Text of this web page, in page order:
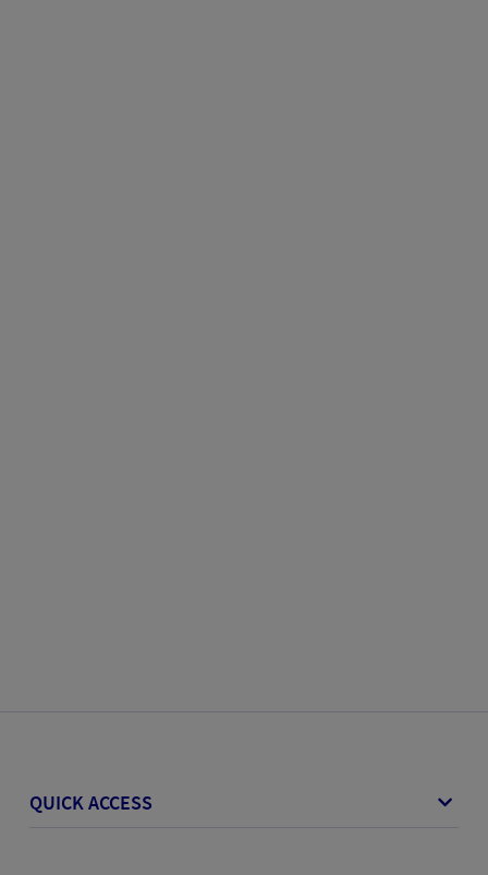
QUICK ACCESS